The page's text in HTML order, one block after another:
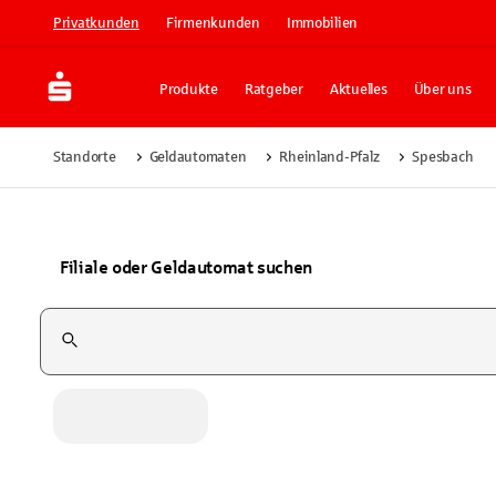
Privatkunden Firmenkunden Immobilien
Produkte Ratgeber Aktuelles Über uns
Standorte Geldautomaten Rheinland-Pfalz Spesbach
Filiale oder Geldautomat suchen
Suchfeld